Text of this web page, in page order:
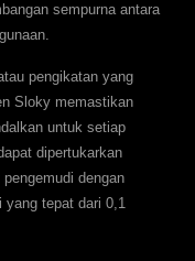
sempurna antara
pengikatan yang
Sloky memastikan
untuk setiap
dipertukarkan
dengan
yang tepat dari 0,1